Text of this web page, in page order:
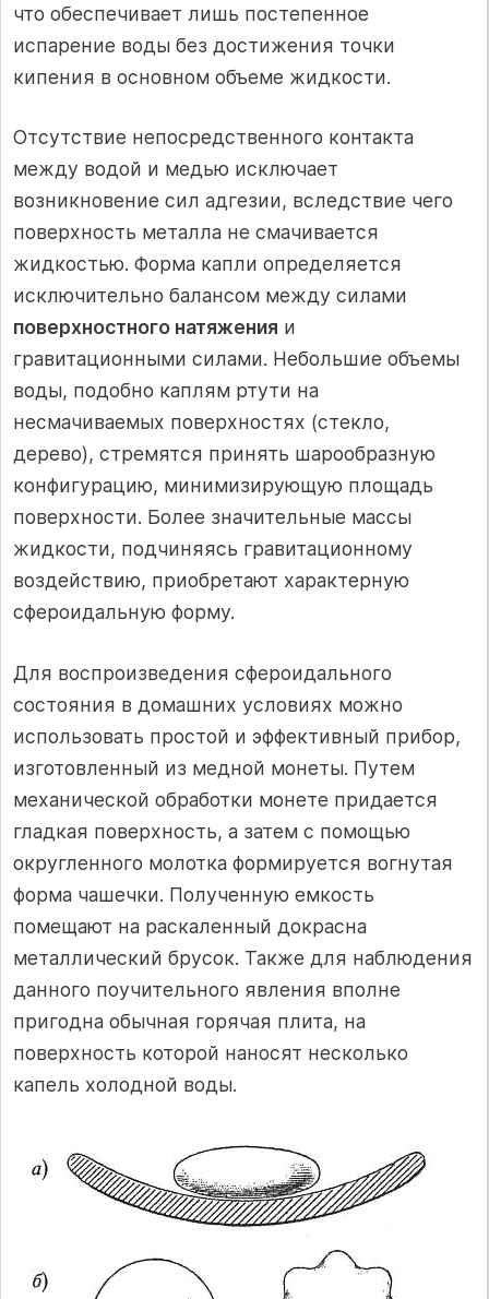
что обеспечивает лишь постепенное
испарение воды без достижения точки
кипения в основном объеме жидкости.
Отсутствие непосредственного контакта
между водой и медью исключает
возникновение сил адгезии, вследствие чего
поверхность металла не смачивается
жидкостью. Форма капли определяется
исключительно балансом между силами
поверхностного натяжения и
гравитационными силами. Небольшие объемы
воды, подобно каплям ртути на
несмачиваемых поверхностях (стекло,
дерево), стремятся принять шарообразную
конфигурацию, минимизирующую площадь
поверхности. Более значительные массы
жидкости, подчиняясь гравитационному
воздействию, приобретают характерную
сфероидальную форму.
Для воспроизведения сфероидального
состояния в домашних условиях можно
использовать простой и эффективный прибор,
изготовленный из медной монеты. Путем
механической обработки монете придается
гладкая поверхность, а затем с помощью
округленного молотка формируется вогнутая
форма чашечки. Полученную емкость
помещают на раскаленный докрасна
металлический брусок. Также для наблюдения
данного поучительного явления вполне
пригодна обычная горячая плита, на
поверхность которой наносят несколько
капель холодной воды.